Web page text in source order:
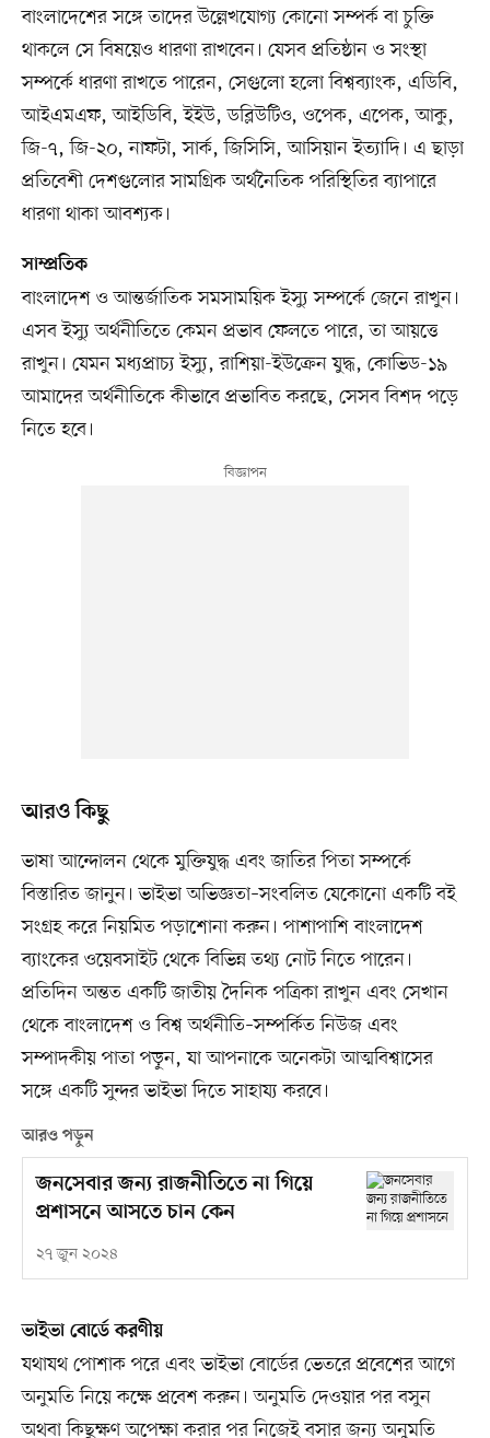
বাংলাদেশের সঙ্গে তাদের উল্লেখযোগ্য কোনো সম্পর্ক বা চুক্তি
থাকলে সে বিষয়েও ধারণা রাখবেন। যেসব প্রতিষ্ঠান ও সংস্থা
সম্পর্কে ধারণা রাখতে পারেন, সেগুলো হলো বিশ্বব্যাংক, এডিবি,
আইএমএফ, আইডিবি, ইইউ, ডব্লিউটিও, ওপেক, এপেক, আকু,
জি-৭, জি-২০, নাফটা, সার্ক, জিসিসি, আসিয়ান ইত্যাদি। এ ছাড়া
প্রতিবেশী দেশগুলোর সামগ্রিক অর্থনৈতিক পরিস্থিতির ব্যাপারে
ধারণা থাকা আবশ্যক।
সাম্প্রতিক
বাংলাদেশ ও আন্তর্জাতিক সমসাময়িক ইস্যু সম্পর্কে জেনে রাখুন।
এসব ইস্যু অর্থনীতিতে কেমন প্রভাব ফেলতে পারে, তা আয়ত্তে
রাখুন। যেমন মধ্যপ্রাচ্য ইস্যু, রাশিয়া-ইউক্রেন যুদ্ধ, কোভিড-১৯
আমাদের অর্থনীতিকে কীভাবে প্রভাবিত করছে, সেসব বিশদ পড়ে
নিতে হবে।
আরও কিছু
ভাষা আন্দোলন থেকে মুক্তিযুদ্ধ এবং জাতির পিতা সম্পর্কে
বিস্তারিত জানুন। ভাইভা অভিজ্ঞতা–সংবলিত যেকোনো একটি বই
সংগ্রহ করে নিয়মিত পড়াশোনা করুন। পাশাপাশি বাংলাদেশ
ব্যাংকের ওয়েবসাইট থেকে বিভিন্ন তথ্য নোট নিতে পারেন।
প্রতিদিন অন্তত একটি জাতীয় দৈনিক পত্রিকা রাখুন এবং সেখান
থেকে বাংলাদেশ ও বিশ্ব অর্থনীতি–সম্পর্কিত নিউজ এবং
সম্পাদকীয় পাতা পড়ুন, যা আপনাকে অনেকটা আত্মবিশ্বাসের
সঙ্গে একটি সুন্দর ভাইভা দিতে সাহায্য করবে।
আরও পড়ুন
জনসেবার জন্য রাজনীতিতে না গিয়ে
প্রশাসনে আসতে চান কেন
২৭ জুন ২০২৪
ভাইভা বোর্ডে করণীয়
যথাযথ পোশাক পরে এবং ভাইভা বোর্ডের ভেতরে প্রবেশের আগে
অনুমতি নিয়ে কক্ষে প্রবেশ করুন। অনুমতি দেওয়ার পর বসুন
অথবা কিছুক্ষণ অপেক্ষা করার পর নিজেই বসার জন্য অনুমতি